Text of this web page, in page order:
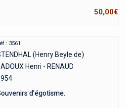
50,00€
: 3561
(Henry Beyle de)
Henri - RENAUD
d’égotisme.